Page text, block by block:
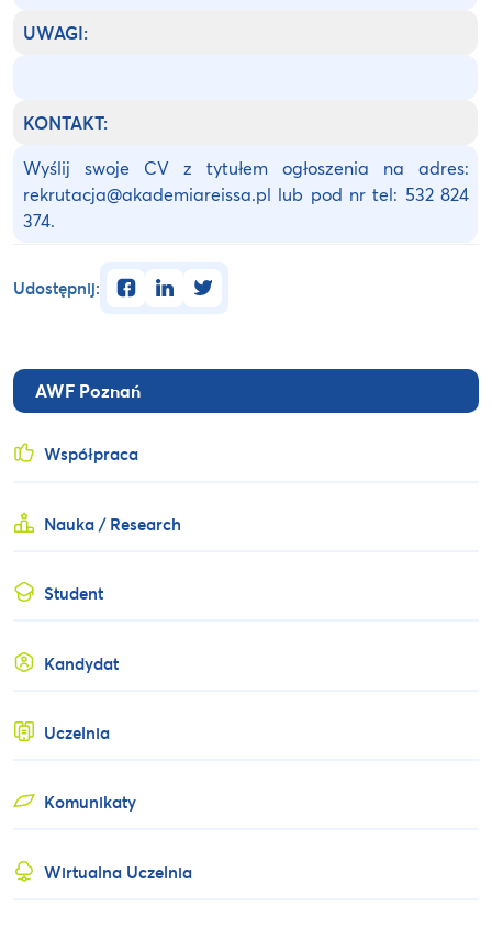
AWF Poznań
Współpraca
Nauka / Research
Student
Kandydat
Uczelnia
Komunikaty
Wirtualna Uczelnia
UWAGI:
KONTAKT:
Wyślij swoje CV z tytułem ogłoszenia na adres:
rekrutacja@akademiareissa.pl lub pod nr tel: 532 824
374.
Udostępnij: facebooklinkedintwitter